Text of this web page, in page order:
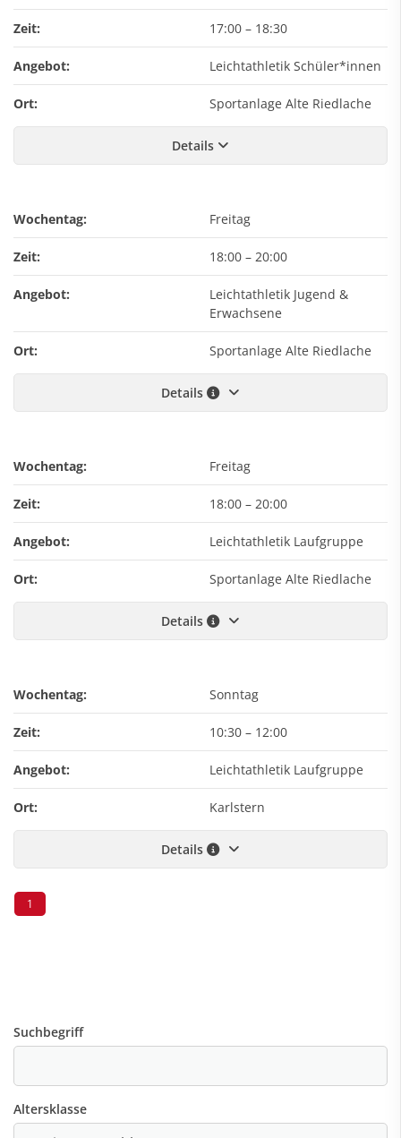
Zeit: 17:00 – 18:30
Angebot: Leichtathletik Schüler*innen
Ort: Sportanlage Alte Riedlache
Details
Wochentag: Freitag
Zeit: 18:00 – 20:00
Angebot:
Leichtathletik Jugend &
Erwachsene
Ort: Sportanlage Alte Riedlache
Details
Wochentag: Freitag
Zeit: 18:00 – 20:00
Angebot: Leichtathletik Laufgruppe
Ort: Sportanlage Alte Riedlache
Details
Wochentag: Sonntag
Zeit: 10:30 – 12:00
Angebot: Leichtathletik Laufgruppe
Ort: Karlstern
Details
1
Suchbegriff
Altersklasse